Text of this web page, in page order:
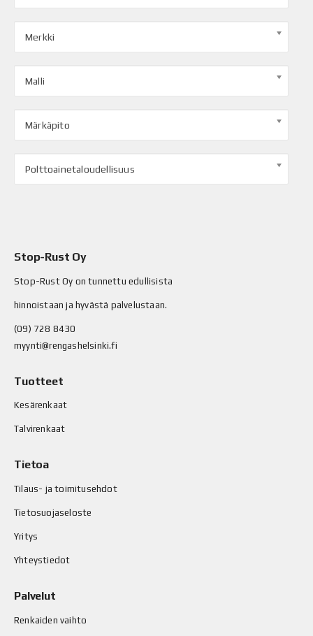
Merkki
Malli
Märkäpito
Polttoainetaloudellisuus
Stop-Rust Oy
Stop-Rust Oy on tunnettu edullisista
hinnoistaan ja hyvästä palvelustaan.
(09) 728 8430
myynti@rengashelsinki.fi
Tuotteet
Kesärenkaat
Talvirenkaat
Tietoa
Tilaus- ja toimitusehdot
Tietosuojaseloste
Yritys
Yhteystiedot
Palvelut
Renkaiden vaihto